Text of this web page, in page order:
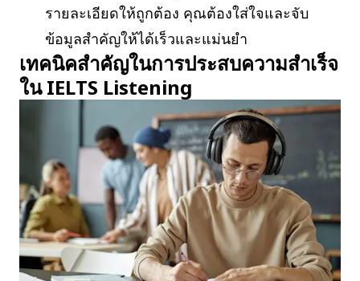
รายละเอียดให้ถูกต้อง คุณต้องใส่ใจและจับ
ข้อมูลสำคัญให้ได้เร็วและแม่นยำ
เทคนิคสำคัญในการประสบความสำเร็จ
ใน IELTS Listening